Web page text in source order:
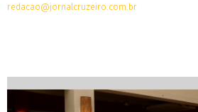
redacao@jornalcruzeiro.com.br